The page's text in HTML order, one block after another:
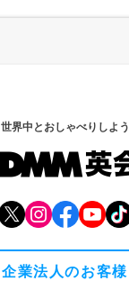
世界中とおしゃべりしよう
企業法人のお客様